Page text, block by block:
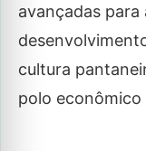
avançadas para
cultura
polo econômico